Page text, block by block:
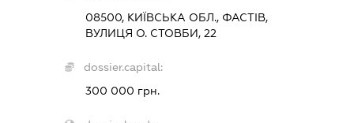
08500, КИЇВСЬКА ОБЛ., ФАСТІВ,
ВУЛИЦЯ О. СТОВБИ, 22
dossier.capital:
300 000 грн.